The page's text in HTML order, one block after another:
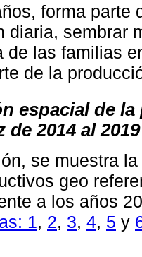
forma parte
diaria, sembrar
de las familias
de la
espacial de
de 2014 al 2019
se muestra
geo
a los años
1, 2, 3, 4, 5 y